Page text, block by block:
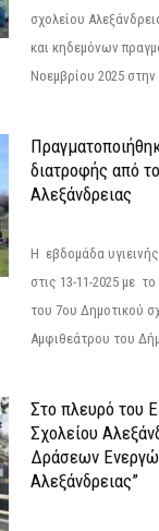
σχολείου
και κηδεμόνων
Νοεμβρίου 2025
διατροφής από
Αλεξάνδρειας
Η εβδομάδα
στις 13-11-2025 με
του 7ου Δημοτικού
Αμφιθεάτρου του
Στο πλευρό του
Σχολείου
Δράσεων
Αλεξάνδρειας”